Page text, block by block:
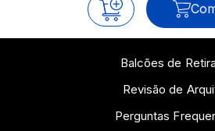
Balcões de
Revisão de
Perguntas